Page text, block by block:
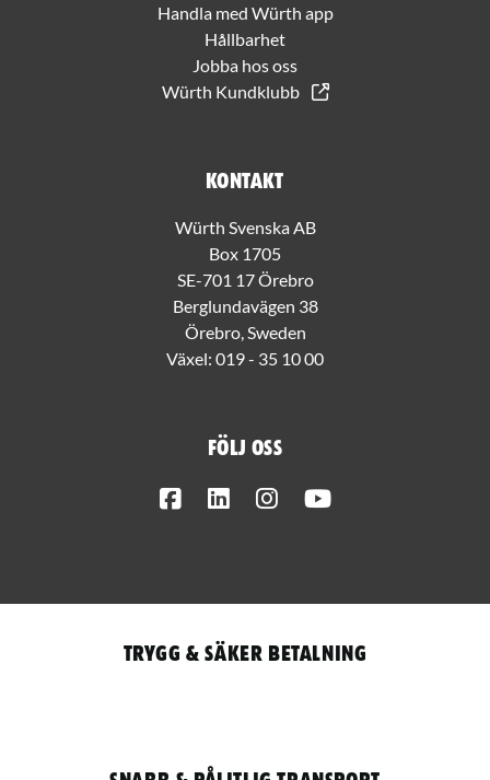
Handla med Würth app
Hållbarhet
Jobba hos oss
Würth Kundklubb
Kontakt
Würth Svenska AB
Box 1705
SE-701 17 Örebro
Berglundavägen 38
Örebro, Sweden
Växel: 019 - 35 10 00
Följ oss
FacebookLinkedInInstagram
Trygg & säker betalning